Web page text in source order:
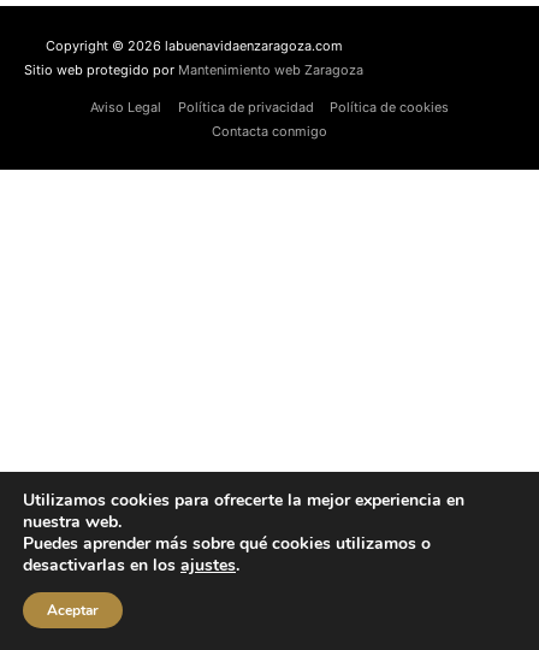
Copyright © 2026 labuenavidaenzaragoza.com
Sitio web protegido por Mantenimiento web Zaragoza
Aviso Legal Política de privacidad
Política de cookies
Contacta conmigo
Utilizamos cookies para ofrecerte la mejor experiencia en
nuestra web.
Puedes aprender más sobre qué cookies utilizamos o
desactivarlas en los ajustes.
Aceptar